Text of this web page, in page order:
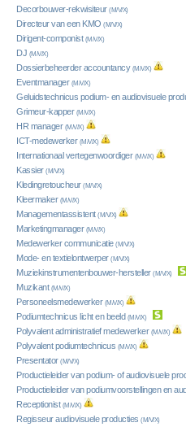
Decorbouwer-rekwisiteur (M/V/X)
Directeur van een KMO (M/V/X)
Dirigent-componist (M/V/X)
DJ (M/V/X)
Dossierbeheerder accountancy (M/V/X)
Eventmanager (M/V/X)
Geluidstechnicus podium- en audiovisuele
Grimeur-kapper (M/V/X)
HR manager (M/V/X)
ICT-medewerker (M/V/X)
Internationaal vertegenwoordiger (M/V/X)
Kassier (M/V/X)
Kledingretoucheur (M/V/X)
Kleermaker (M/V/X)
Managementassistent (M/V/X)
Marketingmanager (M/V/X)
Medewerker communicatie (M/V/X)
Mode- en textielontwerper (M/V/X)
Muziekinstrumentenbouwer-hersteller (M/V/X)
Muzikant (M/V/X)
Personeelsmedewerker (M/V/X)
Podiumtechnicus licht en beeld (M/V/X)
Polyvalent administratief medewerker (M/V/X)
Polyvalent podiumtechnicus (M/V/X)
Presentator (M/V/X)
Productieleider van podium- of audiovisuele
Productieleider van podiumvoorstellingen en
Receptionist (M/V/X)
Regisseur audiovisuele producties (M/V/X)